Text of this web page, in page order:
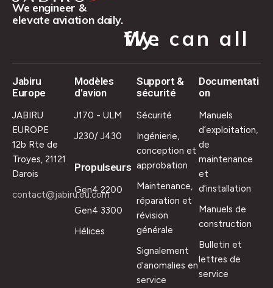
We engineer &
elevate aviation daily.
We can all fly.
Jabiru
Europe
JABIRU
EUROPE
12b Rte de
Troyes, 21121
Darois
contact@jabiru.eu.com
Modèles
d'avion
J170 - ULM
J230/ J430
Propulseurs
Gen4 2200
Gen4 3300
Hélices
Support &
sécurité
Sécurité
Ingénierie,
conception et
approbation
Maintenance,
réparation et
révision
générale
Signalement
d’anomalies en
service
Documentati
on
Manuels
d’exploitation,
de
maintenance
et
d’installation
Manuels de
construction
Bulletin et
lettres de
service